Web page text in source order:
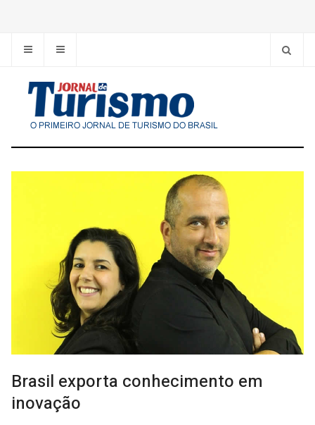
Brasil exporta conhecimento em
inovação